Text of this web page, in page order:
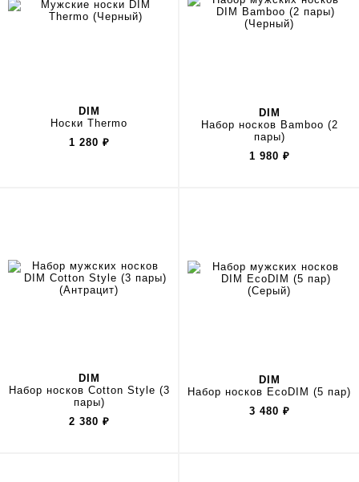
DIM
Носки Thermo
1 280 ₽
DIM
Набор носков Bamboo (2
пары)
1 980 ₽
DIM
Набор носков Cotton Style (3
пары)
2 380 ₽
DIM
Набор носков EcoDIM (5 пар)
3 480 ₽